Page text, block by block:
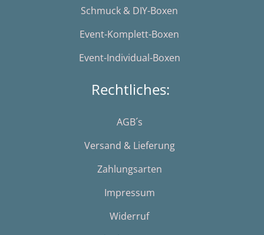
Schmuck & DIY-Boxen
Event-Komplett-Boxen
Event-Individual-Boxen
Rechtliches:
AGB´s
Versand & Lieferung
Zahlungsarten
Impressum
Widerruf